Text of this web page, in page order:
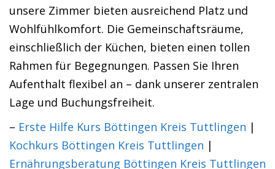
unsere Zimmer bieten ausreichend Platz und
Wohlfühlkomfort. Die Gemeinschaftsräume,
einschließlich der Küchen, bieten einen tollen
Rahmen für Begegnungen. Passen Sie Ihren
Aufenthalt flexibel an – dank unserer zentralen
Lage und Buchungsfreiheit.
– Erste Hilfe Kurs Böttingen Kreis Tuttlingen |
Kochkurs Böttingen Kreis Tuttlingen |
Ernährungsberatung Böttingen Kreis Tuttlingen